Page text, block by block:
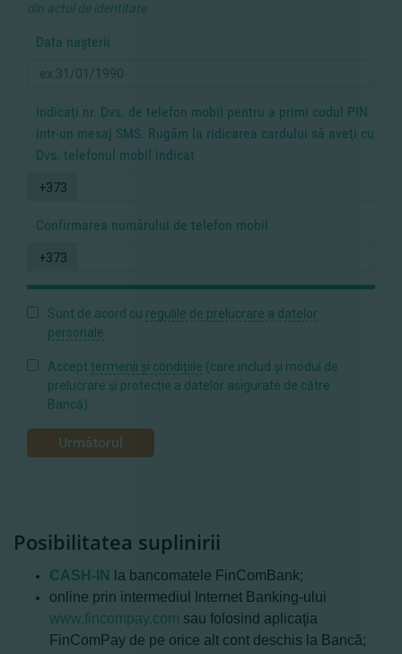
din actul de identitate
Data naşterii
Indicaţi nr. Dvs. de telefon mobil pentru a primi codul PIN
intr-un mesaj SMS. Rugăm la ridicarea cardului să aveţi cu
Dvs. telefonul mobil indicat
+373
Confirmarea numărului de telefon mobil
+373
Sunt de acord cu regulile de prelucrare a datelor
personale
Accept termenii și condițiile (care includ și modul de
prelucrare și protecție a datelor asigurate de către
Bancă).
Următorul
Posibilitatea suplinirii
CASH-IN
la bancomatele FinComBank;
online prin intermediul Internet Banking-ului
www.fincompay.com sau folosind aplicaţia
FinComPay de pe orice alt cont deschis la Bancă;